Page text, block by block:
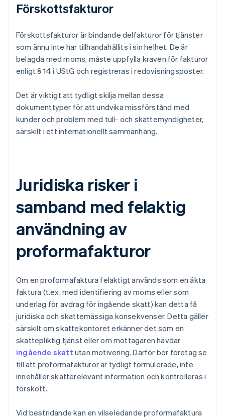
Förskottsfakturor
Förskottsfakturor är bindande delfakturor för tjänster
som ännu inte har tillhandahållits i sin helhet. De är
belagda med moms, måste uppfylla kraven för fakturor
enligt § 14 i UStG och registreras i redovisningsposter.
Det är viktigt att tydligt skilja mellan dessa
dokumenttyper för att undvika missförstånd med
kunder och problem med tull- och skattemyndigheter,
särskilt i ett internationellt sammanhang.
Juridiska risker i
samband med felaktig
användning av
proformafakturor
Om en proformafaktura felaktigt används som en äkta
faktura (t.ex. med identifiering av moms eller som
underlag för avdrag för ingående skatt) kan detta få
juridiska och skattemässiga konsekvenser. Detta gäller
särskilt om skattekontoret erkänner det som en
skattepliktig tjänst eller om mottagaren hävdar
ingående skatt utan motivering. Därför bör företag se
till att proformafakturor är tydligt formulerade, inte
innehåller skatterelevant information och kontrolleras i
förskott.
Vid bestridande kan en vilseledande proformafaktura